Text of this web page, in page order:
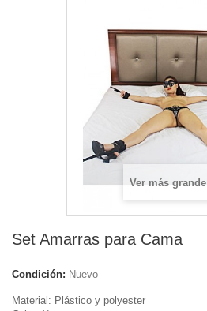
Ver más grande
Set Amarras para Cama
Condición: Nuevo
Material: Plástico y polyester